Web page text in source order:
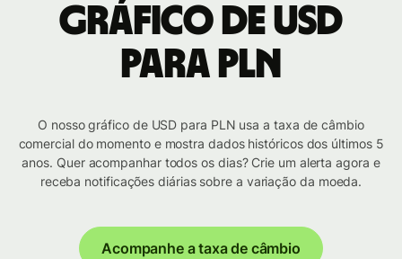
Gráfico de USD
para PLN
O nosso gráfico de USD para PLN usa a taxa de câmbio
comercial do momento e mostra dados históricos dos últimos 5
anos. Quer acompanhar todos os dias? Crie um alerta agora e
receba notificações diárias sobre a variação da moeda.
Acompanhe a taxa de câmbio